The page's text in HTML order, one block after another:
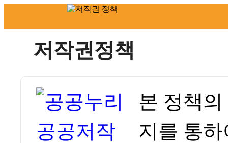
저작권정책
본 정책
지를 통